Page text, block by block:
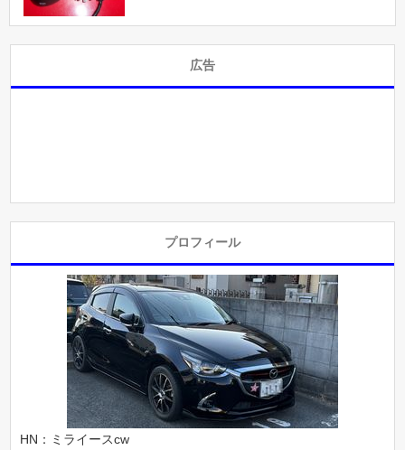
広告
プロフィール
HN：ミライースcw